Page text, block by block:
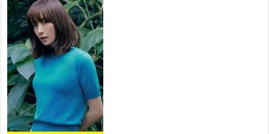
хувийн хэвшлийн түншлэлийн хүрээнд хамтран
ажиллахыг урьж байна
2026 оны 7 сар 22 / 9 цаг 28 минут
Б.Пүрэвдагва: “Урт цагаан”-ыг залуучууд чөлөөт
цагаа өнгөрүүлдэг, жуулчид зорьж ирдэг цэг
болгоно
2026 оны 7 сар 21 / 16 цаг 47 минут
Тусгай замын автобус /BRT/ төслийн удирдах
хорооны ээлжит хуралдаан боллоо
2026 оны 7 сар 21 / 16 цаг 43 минут